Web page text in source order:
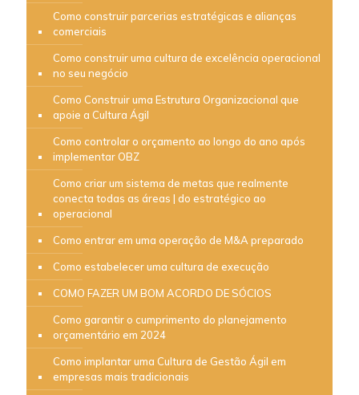
Como construir parcerias estratégicas e alianças
comerciais
Como construir uma cultura de excelência operacional
no seu negócio
Como Construir uma Estrutura Organizacional que
apoie a Cultura Ágil
Como controlar o orçamento ao longo do ano após
implementar OBZ
Como criar um sistema de metas que realmente
conecta todas as áreas | do estratégico ao
operacional
Como entrar em uma operação de M&A preparado
Como estabelecer uma cultura de execução
COMO FAZER UM BOM ACORDO DE SÓCIOS
Como garantir o cumprimento do planejamento
orçamentário em 2024
Como implantar uma Cultura de Gestão Ágil em
empresas mais tradicionais